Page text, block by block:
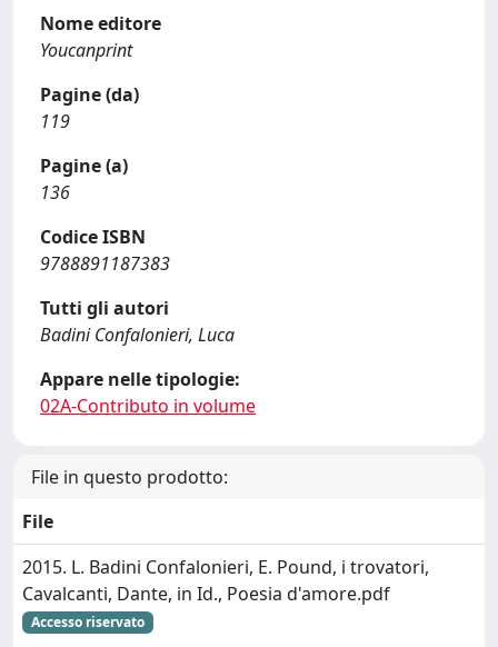
Nome editore
Youcanprint
Pagine (da)
119
Pagine (a)
136
Codice ISBN
9788891187383
Tutti gli autori
Badini Confalonieri, Luca
Appare nelle tipologie:
02A-Contributo in volume
File in questo prodotto:
File
2015. L. Badini Confalonieri, E. Pound, i trovatori,
Cavalcanti, Dante, in Id., Poesia d'amore.pdf
Accesso riservato